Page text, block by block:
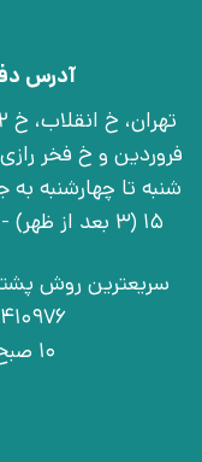
آدرس
15 (3 بعد از ظهر) - قبل از تشریف آوردن تماس بگیرید
سریعترین روش
021-66410976 | 09030925756
10 صبح الی 15 (3 بعد از ظهر)